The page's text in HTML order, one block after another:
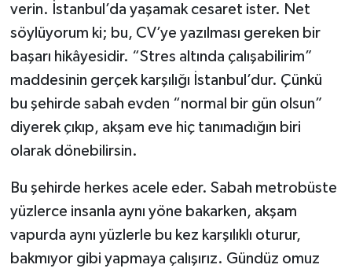
verin. İstanbul’da yaşamak cesaret ister. Net
söylüyorum ki; bu, CV’ye yazılması gereken bir
başarı hikâyesidir. “Stres altında çalışabilirim”
maddesinin gerçek karşılığı İstanbul’dur. Çünkü
bu şehirde sabah evden “normal bir gün olsun”
diyerek çıkıp, akşam eve hiç tanımadığın biri
olarak dönebilirsin.
Bu şehirde herkes acele eder. Sabah metrobüste
yüzlerce insanla aynı yöne bakarken, akşam
vapurda aynı yüzlerle bu kez karşılıklı oturur,
bakmıyor gibi yapmaya çalışırız. Gündüz omuz